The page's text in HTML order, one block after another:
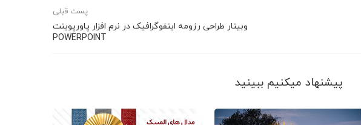
پست قبلی
وبینار طراحی رزومه اینفوگرافیک در نرم افزار پاورپوینت
POWERPOINT
پیشنهاد می‎کنیم ببینید